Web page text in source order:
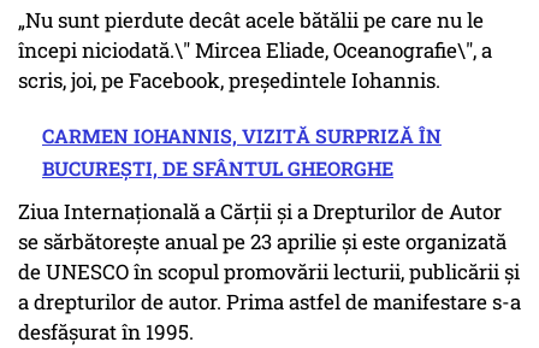
„Nu sunt pierdute decât acele bătălii pe care nu le
începi niciodată.\" Mircea Eliade, Oceanografie\", a
scris, joi, pe Facebook, președintele Iohannis.
CARMEN IOHANNIS, VIZITĂ SURPRIZĂ ÎN
BUCUREȘTI, DE SFÂNTUL GHEORGHE
Ziua Internaţională a Cărţii şi a Drepturilor de Autor
se sărbătorește anual pe 23 aprilie și este organizată
de UNESCO în scopul promovării lecturii, publicării și
a drepturilor de autor. Prima astfel de manifestare s-a
desfășurat în 1995.